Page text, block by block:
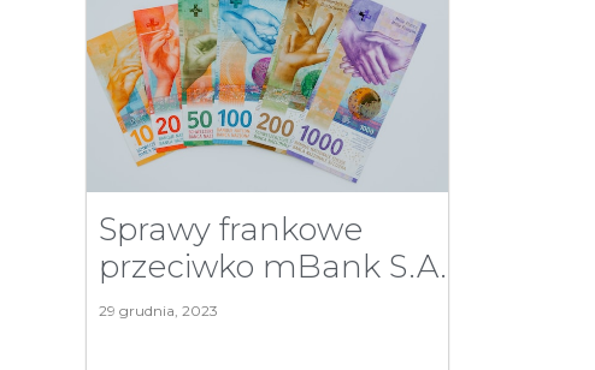
Sprawy frankowe
przeciwko mBank S.A.
29 grudnia, 2023